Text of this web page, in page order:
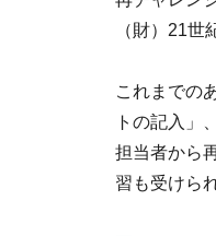
（財）21世
これまでの
トの記入」
担当者から
習も受けら